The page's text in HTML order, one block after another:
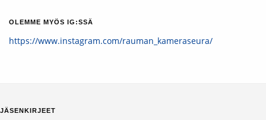
OLEMME MYÖS IG:SSÄ
https://www.instagram.com/rauman_kameraseura/
JÄSENKIRJEET